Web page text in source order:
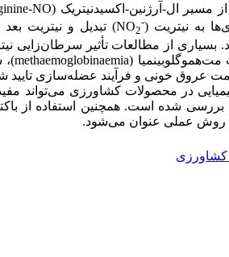
مسیر ال-آرژنین-اکسیدنیتریک (NO
به نیتریت (
NO2
-
) تبدیل و نیتریت
از مطالعات تأثیر سرطان‌زایی
(
methaemoglobinaemia)،
عروق خونی و فرآیند عضله‌سازی تایید
در محصولات کشاورزی می‌تواند مفید
بررسی شده است. همچنین استفاده از
روش عملی عنوان می‌شود.